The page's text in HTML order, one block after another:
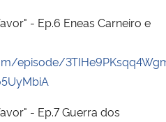
- Ep.6 Eneas Carneiro e
episode/
- Ep.7 Guerra dos